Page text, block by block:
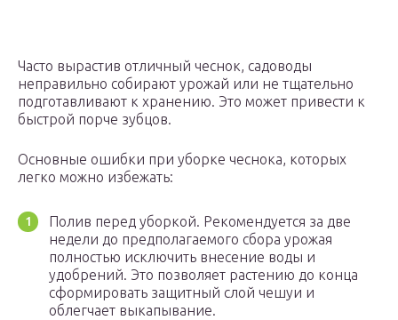
Часто вырастив отличный чеснок, садоводы
неправильно собирают урожай или не тщательно
подготавливают к хранению. Это может привести к
быстрой порче зубцов.
Основные ошибки при уборке чеснока, которых
легко можно избежать:
Полив перед уборкой. Рекомендуется за две
недели до предполагаемого сбора урожая
полностью исключить внесение воды и
удобрений. Это позволяет растению до конца
сформировать защитный слой чешуи и
облегчает выкапывание.